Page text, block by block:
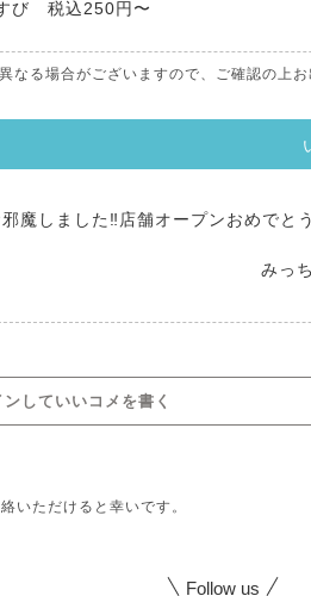
び 税込250円〜
る場合がございますので、ご確認の上お
魔しました‼️店舗オープンおめでと
みっ
ンしていいコメを書く
いただけると幸いです。
Follow us